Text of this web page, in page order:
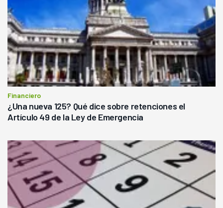
Financiero
¿Una nueva 125? Qué dice sobre retenciones el
Artículo 49 de la Ley de Emergencia